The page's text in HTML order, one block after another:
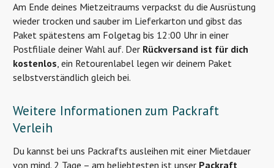
Am Ende deines Mietzeitraums verpackst du die Ausrüstung
wieder trocken und sauber im Lieferkarton und gibst das
Paket spätestens am Folgetag bis 12:00 Uhr in einer
Postfiliale deiner Wahl auf. Der Rückversand ist für dich
kostenlos, ein Retourenlabel legen wir deinem Paket
selbstverständlich gleich bei.
Weitere Informationen zum Packraft
Verleih
Du kannst bei uns Packrafts ausleihen mit einer Mietdauer
von mind. 2 Tage – am beliebtesten ist unser Packraft